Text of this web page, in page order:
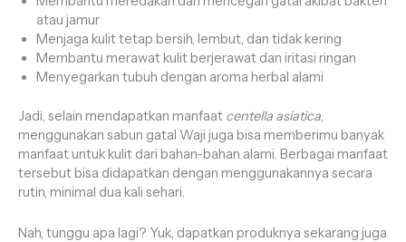
atau jamur
Menjaga kulit tetap bersih, lembut, dan tidak kering
Membantu merawat kulit berjerawat dan iritasi ringan
Menyegarkan tubuh dengan aroma herbal alami
Jadi, selain mendapatkan manfaat centella asiatica,
menggunakan sabun gatal Waji juga bisa memberimu banyak
manfaat untuk kulit dari bahan-bahan alami. Berbagai manfaat
tersebut bisa didapatkan dengan menggunakannya secara
rutin, minimal dua kali sehari.
Nah, tunggu apa lagi? Yuk, dapatkan produknya sekarang juga